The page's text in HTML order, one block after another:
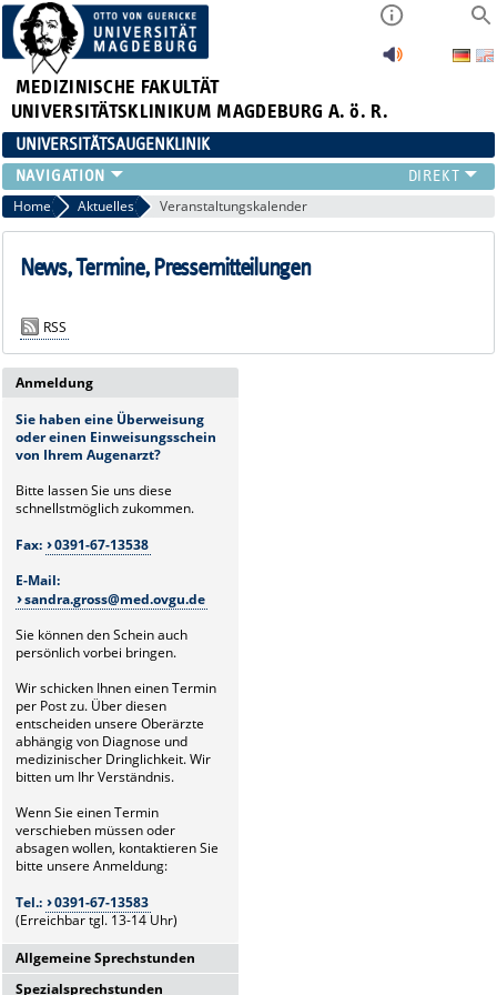
MEDIZINISCHE FAKULTÄT
UNIVERSITÄTSKLINIKUM MAGDEBURG A. ö. R.
UNIVERSITÄTSAUGENKLINIK
AKTUELLES
KLINIK
TEAM
LEHRE
ZUWEISER
KONTAKT
Home Aktuelles Veranstaltungskalender
News, Termine, Pressemitteilungen
RSS
Anmeldung
Sie haben eine Überweisung
oder einen Einweisungsschein
von Ihrem Augenarzt?
Bitte lassen Sie uns diese
schnellstmöglich zukommen.
Fax:
0391-67-13538
E-Mail:
sandra.gross@med.ovgu.de
Sie können den Schein auch
persönlich vorbei bringen.
Wir schicken Ihnen einen Termin
per Post zu. Über diesen
entscheiden unsere Oberärzte
abhängig von Diagnose und
medizinischer Dringlichkeit. Wir
bitten um Ihr Verständnis.
Wenn Sie einen Termin
verschieben müssen oder
absagen wollen, kontaktieren Sie
bitte unsere Anmeldung:
Tel.:
0391-67-13583
(Erreichbar tgl. 13-14 Uhr)
Allgemeine Sprechstunden
Spezialsprechstunden